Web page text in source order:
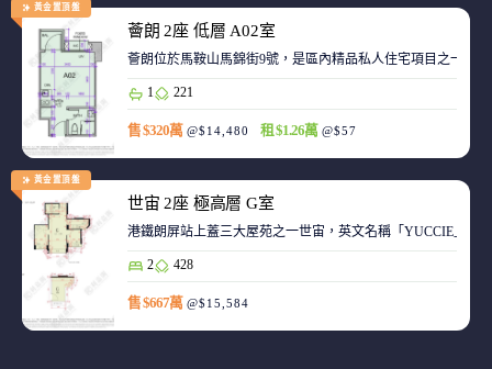
黃金置頂盤
薈朗 2座 低層 A02室
薈朗位於馬鞍山馬錦街9號，是區內精品私人住宅項目之一，
1 221
售 $320萬 @$14,480 租 $1.26萬 @$57
黃金置頂盤
世宙 2座 極高層 G室
港鐵朗屏站上蓋三大屋苑之一世宙，英文名稱「YUCCIE」，
2 428
售 $667萬 @$15,584